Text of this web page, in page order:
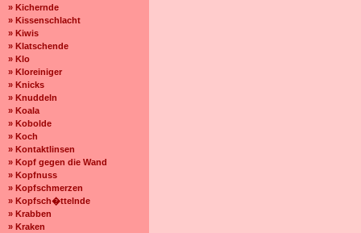
» Kichernde
» Kissenschlacht
» Kiwis
» Klatschende
» Klo
» Kloreiniger
» Knicks
» Knuddeln
» Koala
» Kobolde
» Koch
» Kontaktlinsen
» Kopf gegen die Wand
» Kopfnuss
» Kopfschmerzen
» Kopfsch�ttelnde
» Krabben
» Kraken